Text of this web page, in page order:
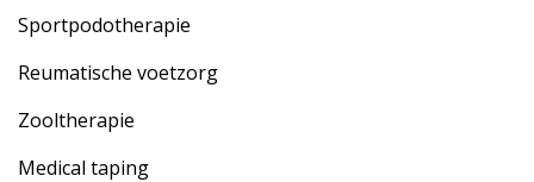
Sportpodotherapie
Reumatische voetzorg
Zooltherapie
Medical taping